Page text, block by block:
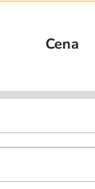
Cena